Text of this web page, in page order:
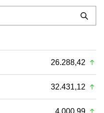
26.288,42
32.431,12
4.000,99